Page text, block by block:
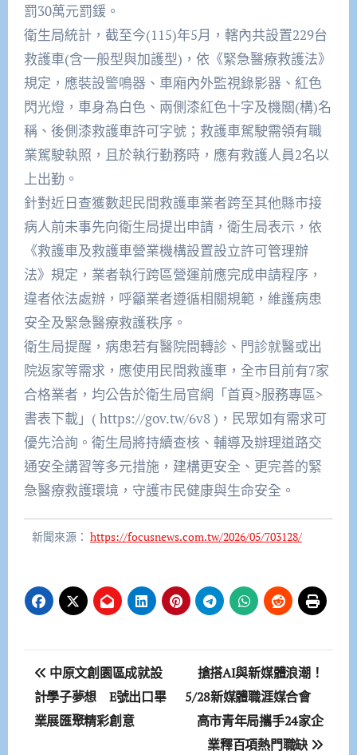
罰30萬元罰鍰。
衛生局統計，截至今(115)年5月，轄內共設置229台
救護車(含一般型與加護型)，依《緊急醫療救護法》
規定，應裝設警鳴器、車廂內外監視錄影器、紅色
閃光燈，車身為白色、兩側漆紅色十字及機關(構)名
稱、後側漆救護車許可字號；救護車駕駛需領有職
業駕駛執照，且於執行勤務時，應有救護人員2名以
上出勤。
針對近日查獲數起民間救護車業者跨至其他縣市接
病人前未事先向衛生局提出申請，衛生局表示，依
《救護車及救護車營業機構設置設立許可管理辦
法》規定，業者執行跨區營運前應完成申請程序，
違者依法處辦，呼籲業者遵循相關規範，維護病患
安全及緊急醫療救護秩序。
衛生局提醒，病患若有醫院間轉診、門診就醫或出
院返家等需求，應使用民間救護車，全市目前有7家
合格業者，均公告於衛生局官網「首頁>服務專區>
書表下載」( https://gov.tw/6v8 )，民眾如有需求可
優先洽詢。衛生局將持續查核、輔導及辦理道路交
通安全講習等多元措施，建構更安全、更完善的緊
急醫療救護環境，守護市民健康與生命安全。
新聞來源： https://focusnews.com.tw/2026/05/703128/
文
章
導
中原文創園區成就設
計學子夢想 E號出口畢
業展匯聚精彩創意
搶搭AI與新媒體浪潮！
5/28新媒體職涯媒合會
高市青年局攜手24家企
業釋百項熱門職缺